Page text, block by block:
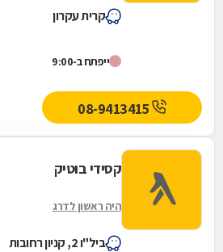
קרית עקרון
ייפתח ב-9:00
קסידי בוטיק
היה ראשון לדרג
ביל"ו 2, קניון רחובות